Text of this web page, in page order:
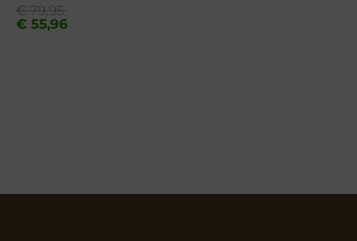
€79,95
Oorspronkelijke
prijs
€ 55,96
Huidige
prijs